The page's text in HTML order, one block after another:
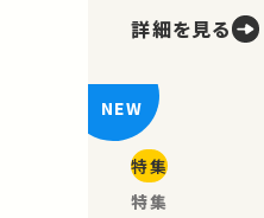
詳細を見る
特集
特集